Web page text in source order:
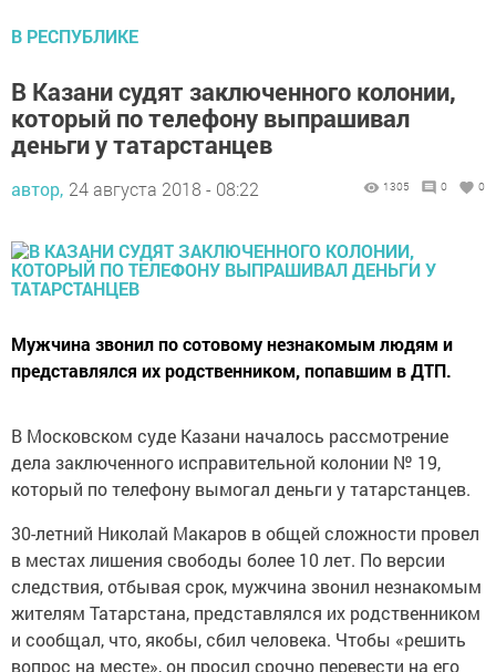
В РЕСПУБЛИКЕ
В Казани судят заключенного колонии,
который по телефону выпрашивал
деньги у татарстанцев
автор, 24 августа 2018 - 08:22 1305 0 0
Мужчина звонил по сотовому незнакомым людям и
представлялся их родственником, попавшим в ДТП.
В Московском суде Казани началось рассмотрение
дела заключенного исправительной колонии № 19,
который по телефону вымогал деньги у татарстанцев.
30-летний Николай Макаров в общей сложности провел
в местах лишения свободы более 10 лет. По версии
следствия, отбывая срок, мужчина звонил незнакомым
жителям Татарстана, представлялся их родственником
и сообщал, что, якобы, сбил человека. Чтобы «решить
вопрос на месте», он просил срочно перевести на его